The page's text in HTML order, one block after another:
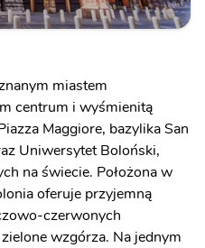
miastem
centrum i wyśmienitą
Maggiore, bazylika San
Uniwersytet Boloński,
na świecie. Położona w
oferuje przyjemną
czerwonych
wzgórza. Na jednym